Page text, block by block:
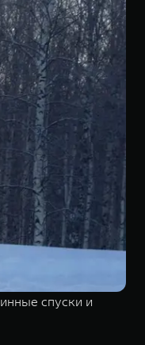
спуски и